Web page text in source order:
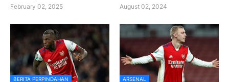
February 02, 2025 August 02, 2024
BERITA PERPINDAHAN ARSENAL